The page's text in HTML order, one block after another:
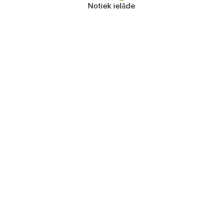
Notiek ielāde